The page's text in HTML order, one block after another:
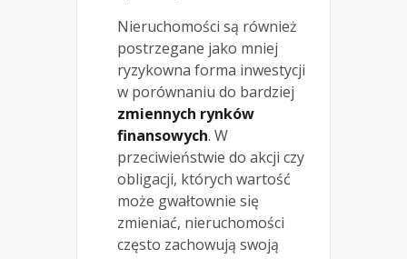
Nieruchomości są również
postrzegane jako mniej
ryzykowna forma inwestycji
w porównaniu do bardziej
zmiennych rynków
finansowych. W
przeciwieństwie do akcji czy
obligacji, których wartość
może gwałtownie się
zmieniać, nieruchomości
często zachowują swoją